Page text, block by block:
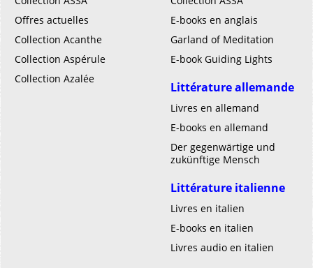
Offres actuelles
Collection Acanthe
Collection Aspérule
Collection Azalée
E-books en anglais
Garland of Meditation
E-book Guiding Lights
Littérature allemande
Livres en allemand
E-books en allemand
Der gegenwärtige und
zukünftige Mensch
Littérature italienne
Livres en italien
E-books en italien
Livres audio en italien